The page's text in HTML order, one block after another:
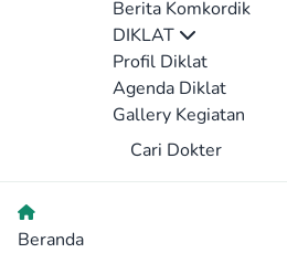
Berita Komkordik
DIKLAT
Profil Diklat
Agenda Diklat
Gallery Kegiatan
Cari Dokter
Beranda